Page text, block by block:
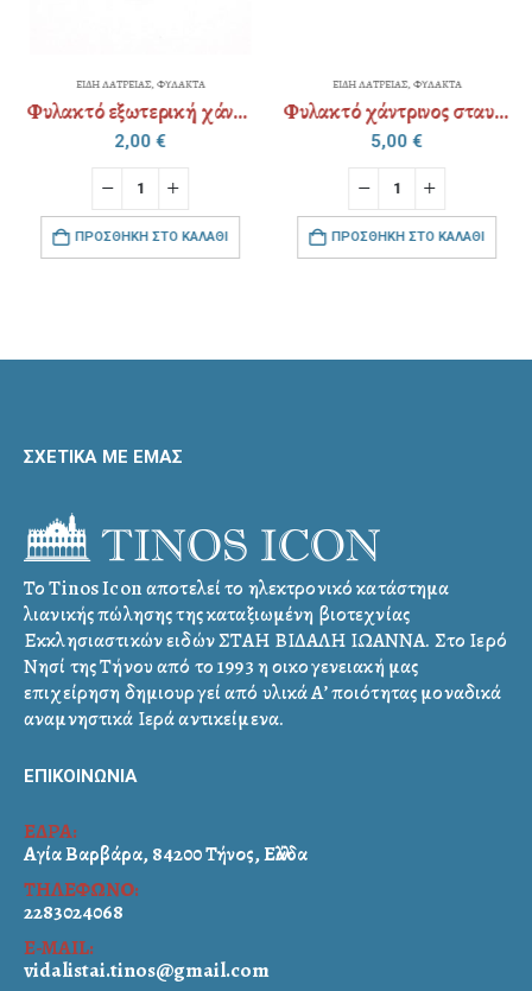
ΕΙΔΗ ΛΑΤΡΕΙΑΣ,ΦΥΛΑΚΤΑ
Φυλακτό εξωτερική χάντρα τρίγωνο / τετράγωνο
2,00 €
ΠΡΟΣΘΉΚΗ ΣΤΟ ΚΑΛΆΘΙ
ΕΙΔΗ ΛΑΤΡΕΙΑΣ,ΦΥΛΑΚΤΑ
Φυλακτό χάντρινος σταυρός (όλο με χάντρα)
5,00 €
ΠΡΟΣΘΉΚΗ ΣΤΟ ΚΑΛΆΘΙ
ΣΧΕΤΙΚΑ ΜΕ ΕΜΑΣ
Το Tinos Icon αποτελεί το ηλεκτρονικό κατάστημα
λιανικής πώλησης της καταξιωμένη βιοτεχνίας
Εκκλησιαστικών ειδών ΣΤΑΗ ΒΙΔΑΛΗ ΙΩΑΝΝΑ. Στο Ιερό
Νησί της Τήνου από το 1993 η οικογενειακή μας
επιχείρηση δημιουργεί από υλικά Α’ ποιότητας μοναδικά
αναμνηστικά Ιερά αντικείμενα.
ΕΠΙΚΟΙΝΩΝΙΑ
ΕΔΡΑ:
Αγία Βαρβάρα, 84200 Τήνος, Ελλάδα
ΤΗΛΕΦΩΝΟ:
2283024068
E-MAIL:
vidalistai.tinos@gmail.com